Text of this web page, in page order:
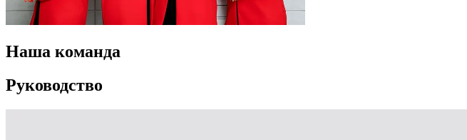
Наша команда
Руководство